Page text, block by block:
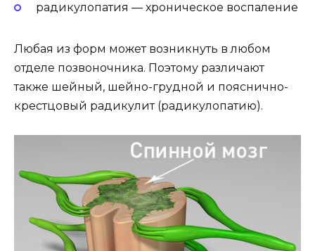
радикулопатия — хроническое воспаление
Любая из форм может возникнуть в любом
отделе позвоночника. Поэтому различают
также шейный, шейно-грудной и пояснично-
крестцовый радикулит (радикулопатию).